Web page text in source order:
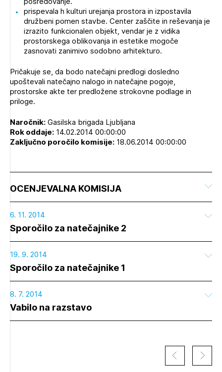
prispevala h kulturi urejanja prostora in izpostavila
družbeni pomen stavbe. Center zaščite in reševanja je
izrazito funkcionalen objekt, vendar je z vidika
prostorskega oblikovanja in estetike mogoče
zasnovati zanimivo sodobno arhitekturo.
Pričakuje se, da bodo natečajni predlogi dosledno
upoštevali natečajno nalogo in natečajne pogoje,
prostorske akte ter predložene strokovne podlage in
priloge.
Naročnik:Gasilska brigada Ljubljana
Rok oddaje: 14.02.2014 00:00:00
Zaključno poročilo komisije: 18.06.2014 00:00:00
OCENJEVALNA KOMISIJA
6. 11. 2014
Sporočilo za natečajnike 2
19. 9. 2014
Sporočilo za natečajnike 1
8. 7. 2014
Vabilo na razstavo